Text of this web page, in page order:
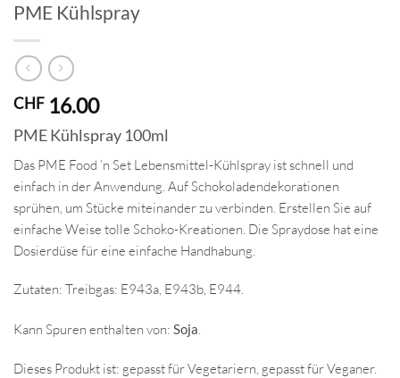
PME Kühlspray
CHF 16.00
PME Kühlspray 100ml
Das PME Food ’n Set Lebensmittel-Kühlspray ist schnell und
einfach in der Anwendung. Auf Schokoladendekorationen
sprühen, um Stücke miteinander zu verbinden. Erstellen Sie auf
einfache Weise tolle Schoko-Kreationen. Die Spraydose hat eine
Dosierdüse für eine einfache Handhabung.
Zutaten: Treibgas: E943a, E943b, E944.
Kann Spuren enthalten von: Soja.
Dieses Produkt ist: gepasst für Vegetariern, gepasst für Veganer.